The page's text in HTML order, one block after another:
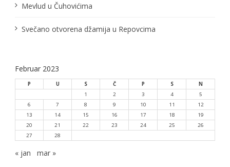
k
a
Mevlud u Čuhovićima
Svečano otvorena džamija u Repovcima
Februar 2023
P U S Č P S
N
1
2 3 4
5
6
7 8 9 10 11
12
13
14 15 16 17 18
19
20
21 22 23 24 25
26
27
28
« jan mar »